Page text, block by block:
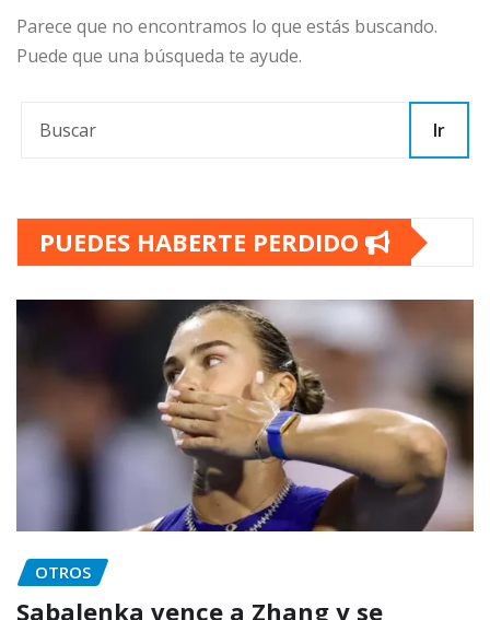
Parece que no encontramos lo que estás buscando.
Puede que una búsqueda te ayude.
Ir
PUEDES HABERTE PERDIDO
OTROS
Sabalenka vence a Zhang y se